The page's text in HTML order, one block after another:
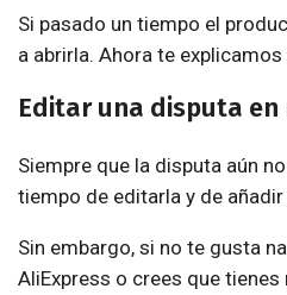
Si pasado un tiempo el
a abrirla. Ahora te
Editar una disputa en
Siempre que la disputa aún
tiempo de editarla y de añadir
Sin embargo, si no te gusta
AliExpress o crees que tienes